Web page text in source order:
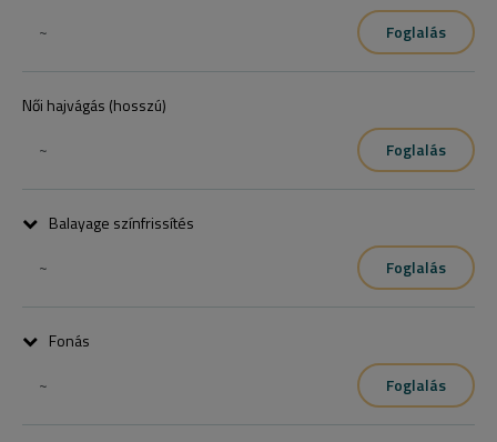
~
Foglalás
Női hajvágás (hosszú)
~
Foglalás
Balayage színfrissítés
~
Foglalás
Konzultáció alapján
Fonás
~
Foglalás
Konzultáció alapján